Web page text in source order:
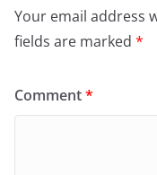
Your email address
fields are marked *
Comment*